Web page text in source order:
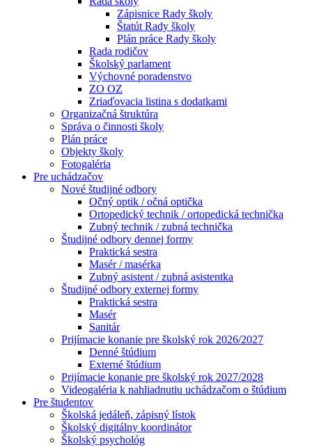
Zápisnice Rady školy
Štatút Rady školy
Plán práce Rady školy
Rada rodičov
Školský parlament
Výchovné poradenstvo
ZO OZ
Zriaďovacia listina s dodatkami
Organizačná štruktúra
Správa o činnosti školy
Plán práce
Objekty školy
Fotogaléria
Pre uchádzačov
Nové študijné odbory
Očný optik / očná optička
Ortopedický technik / ortopedická technička
Zubný technik / zubná technička
Študijné odbory dennej formy
Praktická sestra
Masér / masérka
Zubný asistent / zubná asistentka
Študijné odbory externej formy
Praktická sestra
Masér
Sanitár
Prijímacie konanie pre školský rok 2026/2027
Denné štúdium
Externé štúdium
Prijímacie konanie pre školský rok 2027/2028
Videogaléria k nahliadnutiu uchádzačom o štúdium
Pre študentov
Školská jedáleň, zápisný lístok
Školský digitálny koordinátor
Školský psychológ